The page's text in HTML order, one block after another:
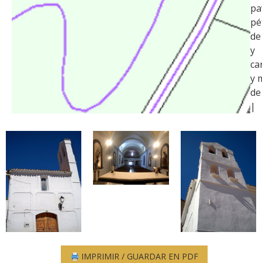
y
y
|
IMPRIMIR / GUARDAR EN PDF